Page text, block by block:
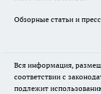
Обзорные статьи и
Вся информация,
соответствии с
подлежит